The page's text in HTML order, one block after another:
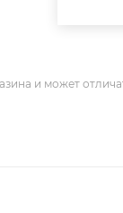
и может